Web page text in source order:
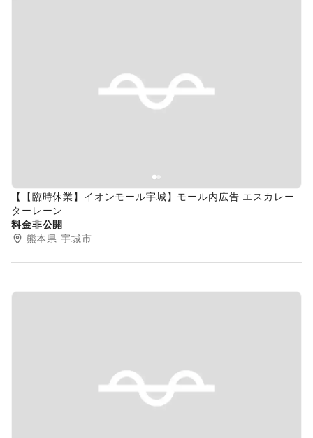
Previous slide
【【臨時休業】イオンモール宇城】モール内広告 エスカレー
ターレーン
料金非公開
熊本県 宇城市
Previous slide